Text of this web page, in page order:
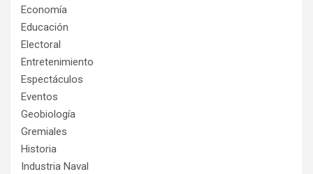
Economía
Educación
Electoral
Entretenimiento
Espectáculos
Eventos
Geobiología
Gremiales
Historia
Industria Naval